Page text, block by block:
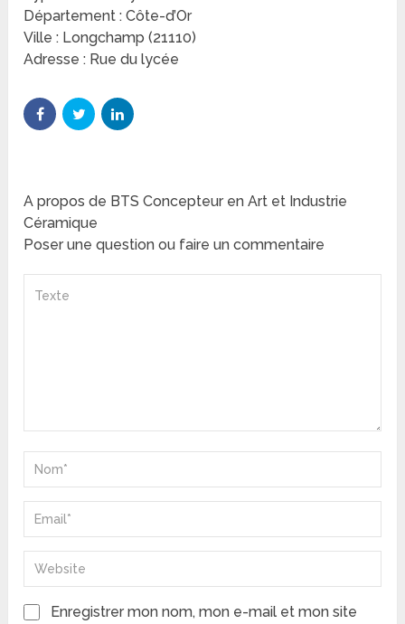
Département : Côte-d’Or
Ville : Longchamp (21110)
Adresse : Rue du lycée
A propos de BTS Concepteur en Art et Industrie
Céramique
Poser une question ou faire un commentaire
Enregistrer mon nom, mon e-mail et mon site